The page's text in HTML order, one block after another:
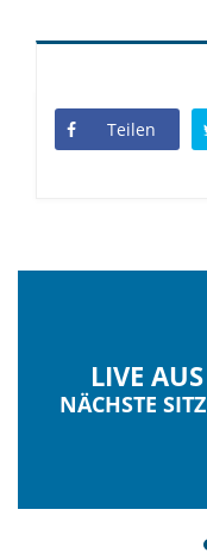
Teilen
LIVE
NÄCHSTE